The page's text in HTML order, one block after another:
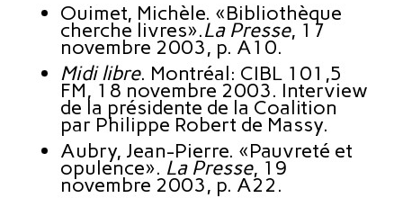
Ouimet, Michèle. «Bibliothèque
cherche livres».La Presse, 17
novembre 2003, p. A10.
Midi libre. Montréal: CIBL 101,5
FM, 18 novembre 2003. Interview
de la présidente de la Coalition
par Philippe Robert de Massy.
Aubry, Jean-Pierre. «Pauvreté et
opulence». La Presse, 19
novembre 2003, p. A22.